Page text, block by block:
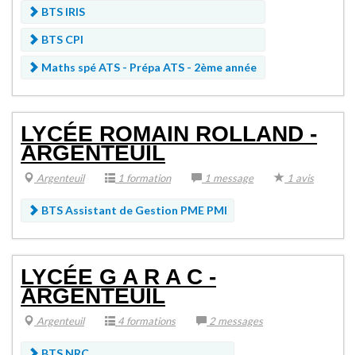
BTS IRIS
BTS CPI
Maths spé ATS - Prépa ATS - 2ème année
LYCÉE ROMAIN ROLLAND -
ARGENTEUIL
Argenteuil 1 formation 1 message 1 avis
BTS Assistant de Gestion PME PMI
LYCÉE G A R A C -
ARGENTEUIL
Argenteuil 4 formations 2 messages